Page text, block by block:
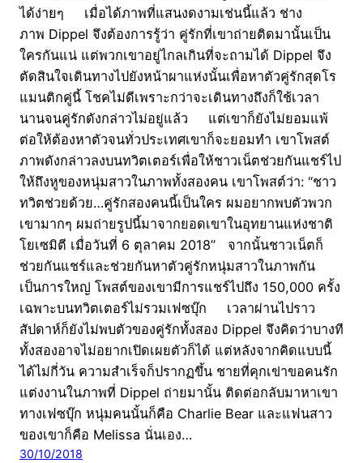
ได้ง่ายๆ เมื่อได้ภาพที่แสนงดงามเช่นนี้แล้ว ช่าง
ภาพ Dippel จึงต้องการรู้ว่า คู่รักที่เขาถ่ายติดมานั้นเป็น
ใครกันแน่ แต่พวกเขาอยู่ไกลเกินที่จะถามได้ Dippel จึง
ตัดสินใจเดินทางไปยังหน้าผาแห่งนั้นเพื่อหาตัวคู่รักสุดโร
แมนติกคู่นี้ โชคไม่ดีเพราะกว่าจะเดินทางถึงก็ใช้เวลา
นานจนคู่รักดังกล่าวไม่อยู่แล้ว แต่เขาก็ยังไม่ยอมแพ้
ต่อให้ต้องหาตัวจนทั่วประเทศเขาก็จะยอมทำ เขาโพสต์
ภาพดังกล่าวลงบนทวิตเตอร์เพื่อให้ชาวเน็ตช่วยกันแชร์ไป
ให้ถึงหูของหนุ่มสาวในภาพทั้งสองคน เขาโพสต์ว่า: “ชาว
ทวิตช่วยด้วย…คู่รักสองคนนี้เป็นใคร ผมอยากพบตัวพวก
เขามากๆ ผมถ่ายรูปนี้มาจากยอดเขาในอุทยานแห่งชาติ
โยเซมิตี เมื่อวันที่ 6 ตุลาคม 2018” จากนั้นชาวเน็ตก็
ช่วยกันแชร์และช่วยกันหาตัวคู่รักหนุ่มสาวในภาพกัน
เป็นการใหญ่ โพสต์ของเขามีการแชร์ไปถึง 150,000 ครั้ง
เฉพาะบนทวิตเตอร์ไม่รวมเฟซบุ๊ก เวลาผ่านไปราว
สัปดาห์ก็ยังไม่พบตัวของคู่รักทั้งสอง Dippel จึงคิดว่าบางที
ทั้งสองอาจไม่อยากเปิดเผยตัวก็ได้ แต่หลังจากคิดแบบนี้
ได้ไม่กี่วัน ความสำเร็จก็ปรากฏขึ้น ชายที่คุกเข่าขอคนรัก
แต่งงานในภาพที่ Dippel ถ่ายมานั้น ติดต่อกลับมาหาเขา
ทางเฟซบุ๊ก หนุ่มคนนั้นก็คือ Charlie Bear และแฟนสาว
ของเขาก็คือ Melissa นั่นเอง…
30/10/2018